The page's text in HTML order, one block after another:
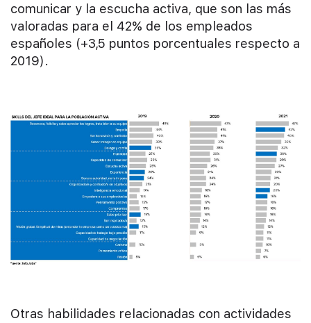
comunicar y la escucha activa, que son las más
valoradas para el 42% de los empleados
españoles (+3,5 puntos porcentuales respecto a
2019).
Otras habilidades relacionadas con actividades